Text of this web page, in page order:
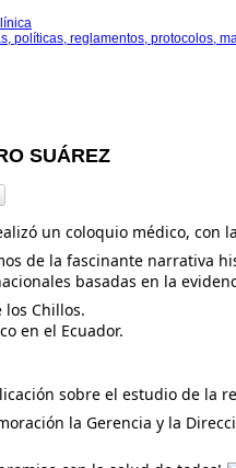
políticas, reglamentos, protocolos,
SUÁREZ
un coloquio médico, con
de la fascinante narrativa
basadas en la
los Chillos.
en el Ecuador.
sobre el estudio de la
la Gerencia y la